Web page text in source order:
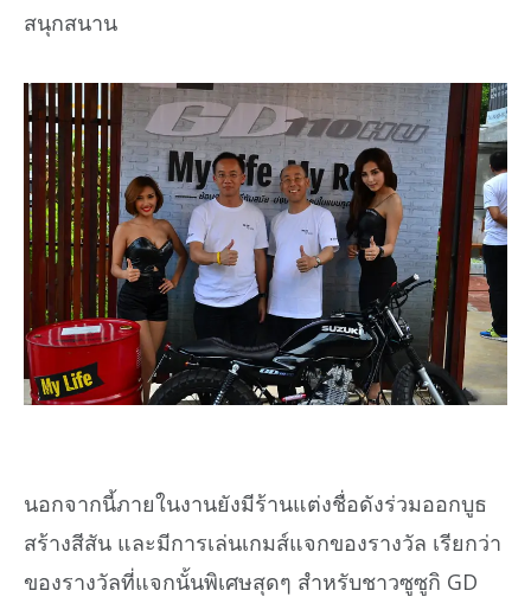
สนุกสนาน
นอกจากนี้ภายในงานยังมีร้านแต่งชื่อดังร่วมออกบูธ
สร้างสีสัน และมีการเล่นเกมส์แจกของรางวัล เรียกว่า
ของรางวัลที่แจกนั้นพิเศษสุดๆ สำหรับชาวซูซูกิ GD